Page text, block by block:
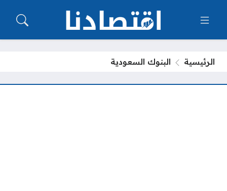
الرئيسية البنوك السعودية